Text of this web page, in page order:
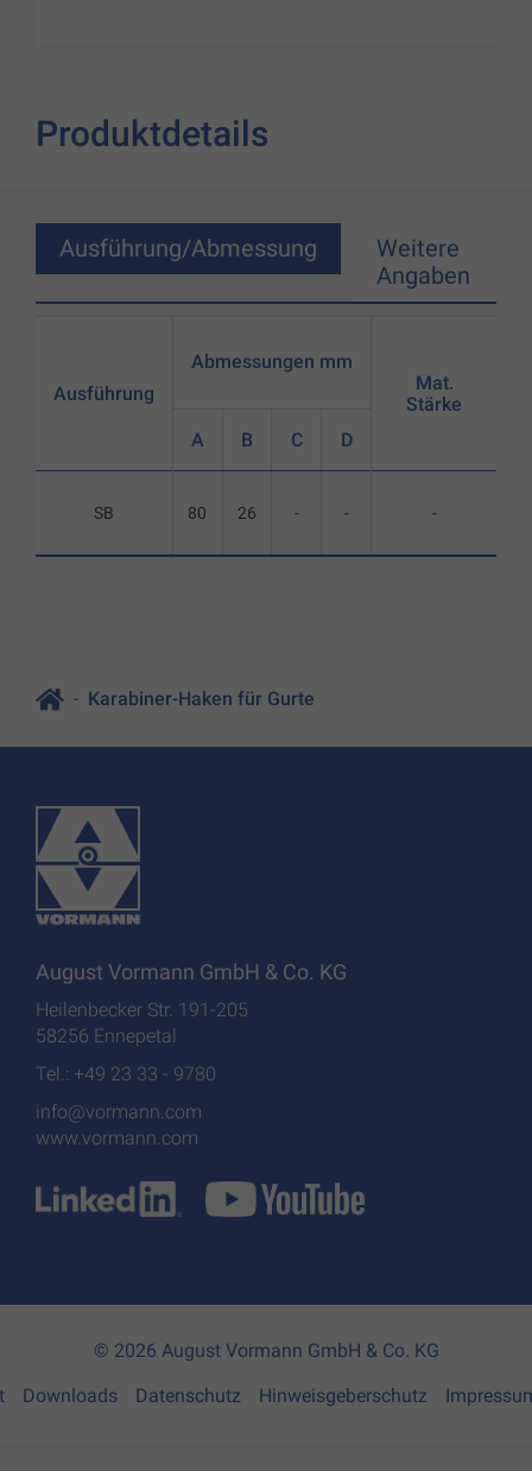
Produktdetails
Ausführung/Abmessung
Weitere
Angaben
Ausführung
SB
Abmessungen mm
A B C D
80 26 - -
Mat.
Stärke
-
Karabiner-Haken für Gurte
August Vormann GmbH & Co. KG
Heilenbecker Str. 191-205
58256 Ennepetal
Tel.: +49 23 33 - 9780
info@vormann.com
www.vormann.com
© 2026 August Vormann GmbH & Co. KG
Downloads Datenschutz Hinweisgeberschutz